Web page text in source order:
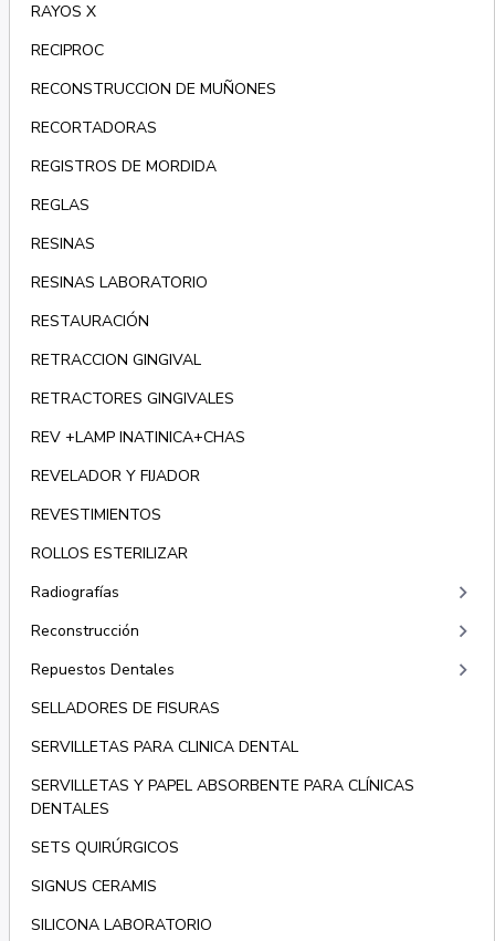
RAYOS X
RECIPROC
RECONSTRUCCION DE MUÑONES
RECORTADORAS
REGISTROS DE MORDIDA
REGLAS
RESINAS
RESINAS LABORATORIO
RESTAURACIÓN
RETRACCION GINGIVAL
RETRACTORES GINGIVALES
REV +LAMP INATINICA+CHAS
REVELADOR Y FIJADOR
REVESTIMIENTOS
ROLLOS ESTERILIZAR
Radiografías
keyboard_arrow_right
Reconstrucción keyboard_arrow_right
Repuestos Dentales keyboard_arrow_right
SELLADORES DE FISURAS
SERVILLETAS PARA CLINICA DENTAL
SERVILLETAS Y PAPEL ABSORBENTE PARA CLÍNICAS
DENTALES
SETS QUIRÚRGICOS
SIGNUS CERAMIS
SILICONA LABORATORIO